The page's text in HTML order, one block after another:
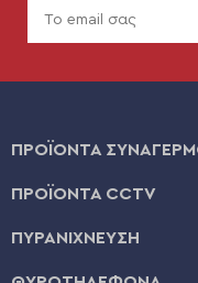
ΠΡΟΪΟΝΤΑ
ΠΡΟΪΟΝΤΑ CCTV
ΠΥΡΑΝΙΧΝΕΥΣΗ